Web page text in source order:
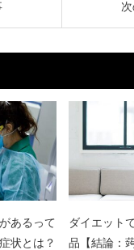
あるって
状とは？
ダイエット
品【結論：